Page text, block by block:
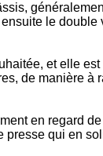
le
et elle
de manière
en regard
qui en